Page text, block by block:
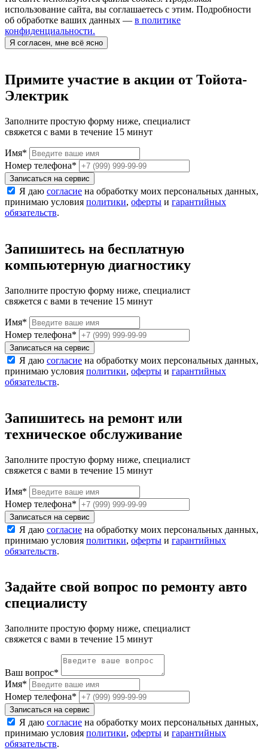
использование сайта, вы соглашаетесь с этим. Подробности
об обработке ваших данных — в политике
конфиденциальности.
Я согласен, мне всё ясно
Примите участие в акции от Тойота-
Электрик
Заполните простую форму ниже, специалист
свяжется с вами в течение 15 минут
Имя*
Номер телефона*
Записаться на сервис
Я даю согласие на обработку моих персональных данных,
принимаю условия политики, оферты и гарантийных
обязательств.
Запишитесь на бесплатную
компьютерную диагностику
Заполните простую форму ниже, специалист
свяжется с вами в течение 15 минут
Имя*
Номер телефона*
Записаться на сервис
Я даю согласие на обработку моих персональных данных,
принимаю условия политики, оферты и гарантийных
обязательств.
Запишитесь на ремонт или
техническое обслуживание
Заполните простую форму ниже, специалист
свяжется с вами в течение 15 минут
Имя*
Номер телефона*
Записаться на сервис
Я даю согласие на обработку моих персональных данных,
принимаю условия политики, оферты и гарантийных
обязательств.
Задайте свой вопрос по ремонту авто
специалисту
Заполните простую форму ниже, специалист
свяжется с вами в течение 15 минут
Ваш вопрос*
Имя*
Номер телефона*
Записаться на сервис
Я даю согласие на обработку моих персональных данных,
принимаю условия политики, оферты и гарантийных
обязательств.